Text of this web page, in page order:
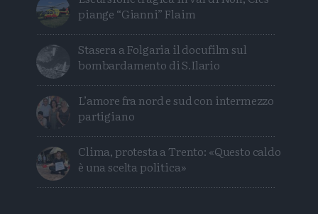
piange “Gianni” Flaim
Stasera a Folgaria il docufilm sul
bombardamento di S.Ilario
L’amore fra nord e sud con intermezzo
partigiano
Clima, protesta a Trento: «Questo caldo
è una scelta politica»